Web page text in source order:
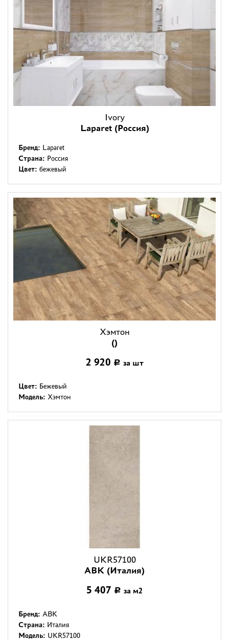
Ivory
Laparet (Россия)
Бренд: Laparet
Страна: Россия
Цвет: бежевый
Хэмтон
()
2 920 Р за шт
Цвет: Бежевый
Модель: Хэмтон
UKR57100
ABK (Италия)
5 407 Р за м2
Бренд: ABK
Страна: Италия
Модель: UKR57100